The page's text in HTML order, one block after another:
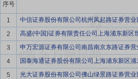
序号
1
中信证券股份有限公司杭州凤起路证券营业
2
高盛(中国)证券有限责任公司上海浦东新区
3
申万宏源证券有限公司南昌南京东路证券营
4
国泰海通证券股份有限公司上海浦东新区
5
光大证券股份有限公司佛山绿景路证券营业